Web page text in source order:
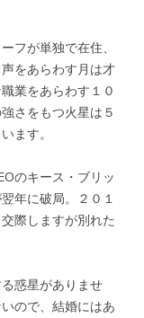
フが単独で在住、
をあらわす月は才
業をあらわす１０
さをもつ火星は５
ます。
のキース・ブリッ
年に破局。２０１
際しますが別れた
惑星がありませ
ので、結婚にはあ